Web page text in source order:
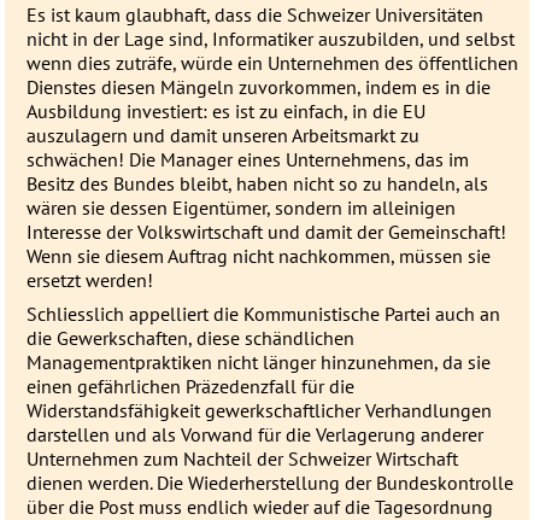
Es ist kaum glaubhaft, dass die Schweizer Universitäten
nicht in der Lage sind, Informatiker auszubilden, und selbst
wenn dies zuträfe, würde ein Unternehmen des öffentlichen
Dienstes diesen Mängeln zuvorkommen, indem es in die
Ausbildung investiert: es ist zu einfach, in die EU
auszulagern und damit unseren Arbeitsmarkt zu
schwächen! Die Manager eines Unternehmens, das im
Besitz des Bundes bleibt, haben nicht so zu handeln, als
wären sie dessen Eigentümer, sondern im alleinigen
Interesse der Volkswirtschaft und damit der Gemeinschaft!
Wenn sie diesem Auftrag nicht nachkommen, müssen sie
ersetzt werden!
Schliesslich appelliert die Kommunistische Partei auch an
die Gewerkschaften, diese schändlichen
Managementpraktiken nicht länger hinzunehmen, da sie
einen gefährlichen Präzedenzfall für die
Widerstandsfähigkeit gewerkschaftlicher Verhandlungen
darstellen und als Vorwand für die Verlagerung anderer
Unternehmen zum Nachteil der Schweizer Wirtschaft
dienen werden. Die Wiederherstellung der Bundeskontrolle
über die Post muss endlich wieder auf die Tagesordnung